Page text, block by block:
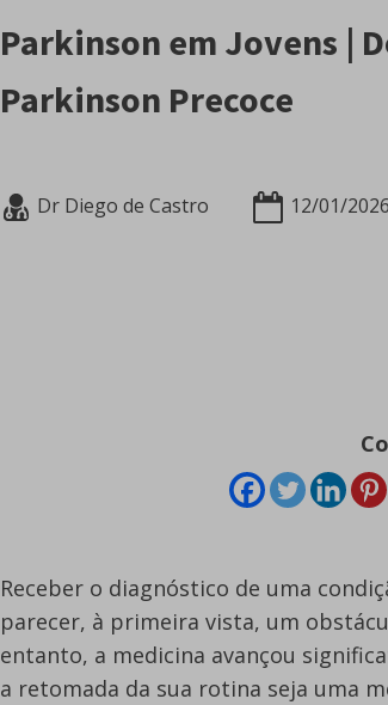
Parkinson em Jovens |
Parkinson Precoce
Dr Diego de Castro 12/01/2026
Receber o diagnóstico de uma
parecer, à primeira vista, um
entanto, a medicina avançou
a retomada da sua rotina seja uma